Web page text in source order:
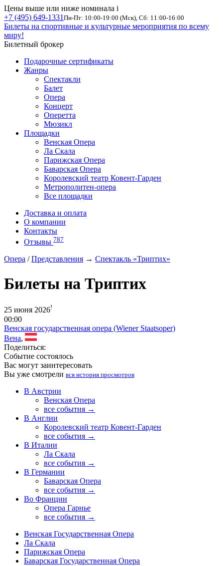
Цены выше или ниже номинала i
+7 (495) 649-1331 Пн-Пт: 10:00-19:00 (Мск), Сб: 11:00-16:00
Билеты на спортивные и культурные мероприятия по всему
миру!
Билетный брокер
Подарочные сертификаты
Жанры
Спектакли
Балет
Опера
Концерт
Оперетта
Мюзикл
Площадки
Венская Опера
Ла Скала
Парижская Опера
Баварская Опера
Королевский театр Ковент-Гарден
Метрополитен-опера
Все площадки
Доставка и оплата
О компании
Контакты
Отзывы 787
Опера /Представления → Спектакль «Триптих»
Билеты на Триптих
25 июня 2026!
00:00
Венская государственная опера (Wiener Staatsoper)
Вена,
Поделиться:
Событие состоялось
Вас могут заинтересовать
Вы уже смотрели вся история просмотров
В Австрии
Венская Опера
все события →
В Англии
Королевский театр Ковент-Гарден
все события →
В Италии
Ла Скала
все события →
В Германии
Баварская Опера
все события →
Во Франции
Опера Гарнье
все события →
Венская Государственная Опера
Ла Скала
Парижская Опера
Баварская Государственная Опера